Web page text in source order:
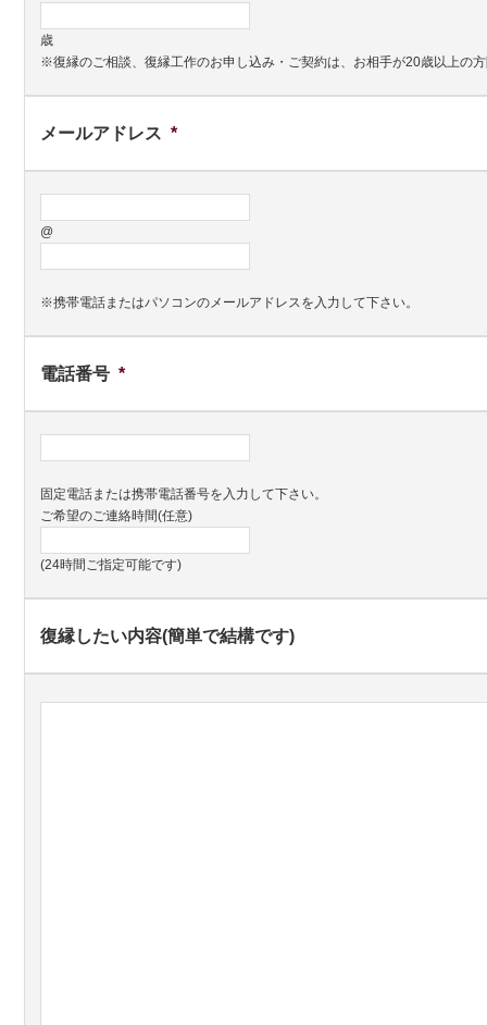
歳
※復縁のご相談、復縁工作のお申し込み・ご契約は、お相手が20歳以上の
メールアドレス *
@
※携帯電話またはパソコンのメールアドレスを入力して下さい。
電話番号 *
固定電話または携帯電話番号を入力して下さい。
ご希望のご連絡時間(任意)
(24時間ご指定可能です)
復縁したい内容(簡単で結構です)